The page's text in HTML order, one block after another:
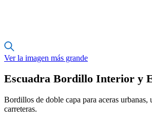
Ver la imagen más grande
Escuadra Bordillo Interior y
Bordillos de doble capa para aceras urbanas,
carreteras.